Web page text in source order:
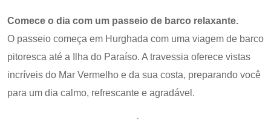
Comece o dia com um passeio de barco relaxante.
O passeio começa em Hurghada com uma viagem de barco
pitoresca até a Ilha do Paraíso. A travessia oferece vistas
incríveis do Mar Vermelho e da sua costa, preparando você
para um dia calmo, refrescante e agradável.